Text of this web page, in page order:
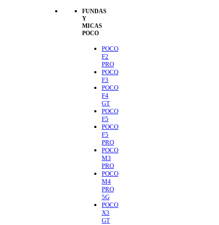
FUNDAS
Y
MICAS
POCO
POCO
F2
PRO
POCO
F3
POCO
F4
GT
POCO
F5
POCO
F5
PRO
POCO
M3
PRO
POCO
M4
PRO
5G
POCO
X3
GT